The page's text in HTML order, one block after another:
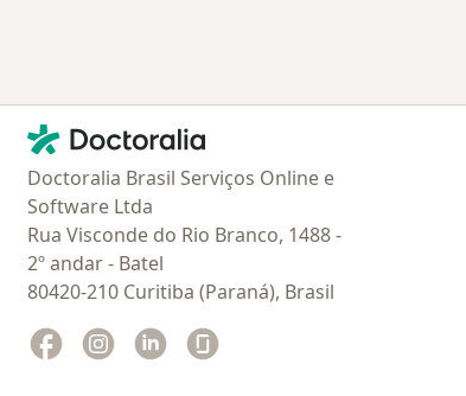
Contato
Doctoralia - Homepage
Doctoralia Brasil Serviços Online e
Software Ltda
Rua Visconde do Rio Branco, 1488 -
2º andar - Batel
80420-210 Curitiba (Paraná), Brasil
Facebook
abre num novo separador
Instagram
abre num novo separador
Linkedin
abre num novo separador